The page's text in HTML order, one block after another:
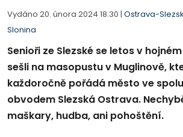
Vydáno 20. února 2024 18:30 | Ostrava-
Slonina
Senioři ze Slezské se letos v
sešli na masopustu v Muglinově,
každoročně pořádá město ve
obvodem Slezská Ostrava.
maškary, hudba, ani pohoštění.